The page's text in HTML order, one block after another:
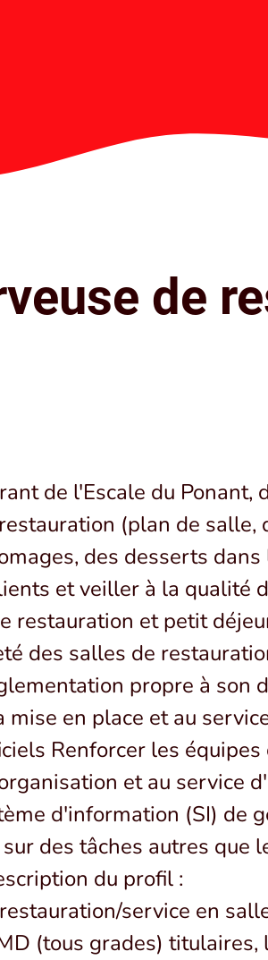
de
de l'Escale du
(plan de salle,
des desserts
et veiller à la qualité
restauration et petit
des salles de
propre à son
en place et au
Renforcer les
et au service
d'information (SI) de
des tâches autres
du profil :
service en
(tous grades)